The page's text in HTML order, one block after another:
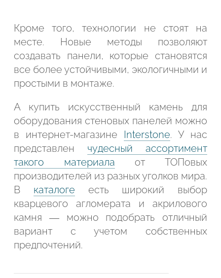
Кроме того, технологии не стоят на
месте. Новые методы позволяют
создавать панели, которые становятся
все более устойчивыми, экологичными и
простыми в монтаже.
А купить искусственный камень для
оборудования стеновых панелей можно
в интернет-магазине
Interstone. У нас
представлен чудесный ассортимент
такого материала от ТОПовых
производителей из разных уголков мира.
В каталоге есть широкий выбор
кварцевого агломерата и акрилового
камня — можно подобрать отличный
вариант с учетом собственных
предпочтений.